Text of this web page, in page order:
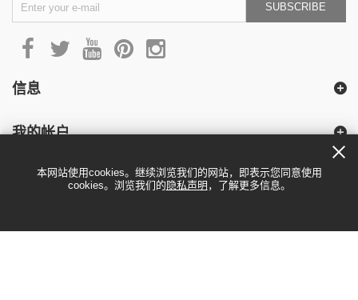
SUBSCRIBE
信息
我的帐户
本网站使用cookies。继续浏览我们的网站，即表示您同意使用
cookies。浏览我们的 隐私声明 ，了解更多信息。